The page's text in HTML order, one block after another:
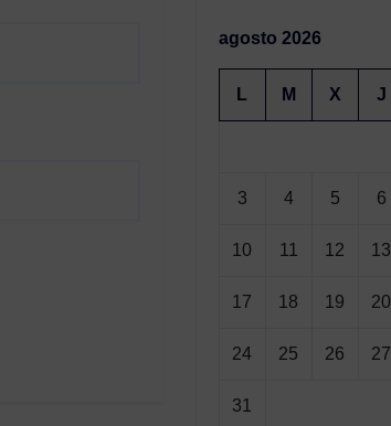
agosto 2026
L M X J
3 4 5 6
10 11 12 13
17 18 19 20
24 25 26 27
31